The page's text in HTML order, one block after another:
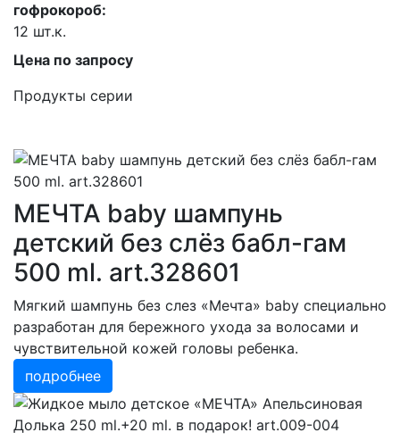
гофрокороб:
12 шт.к.
Цена по запросу
Продукты серии
МЕЧТА baby шампунь
детский без слёз бабл-гам
500 ml. art.328601
Мягкий шампунь без слез «Мечта» baby специально
разработан для бережного ухода за волосами и
чувствительной кожей головы ребенка.
подробнее